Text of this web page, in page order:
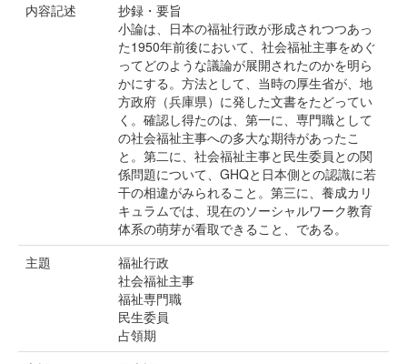
内容記述
抄録・要旨
小論は、日本の福祉行政が形成されつつあっ
た1950年前後において、社会福祉主事をめぐ
ってどのような議論が展開されたのかを明ら
かにする。方法として、当時の厚生省が、地
方政府（兵庫県）に発した文書をたどってい
く。確認し得たのは、第一に、専門職として
の社会福祉主事への多大な期待があったこ
と。第二に、社会福祉主事と民生委員との関
係問題について、GHQと日本側との認識に若
干の相違がみられること。第三に、養成カリ
キュラムでは、現在のソーシャルワーク教育
体系の萌芽が看取できること、である。
主題
福祉行政
社会福祉主事
福祉専門職
民生委員
占領期